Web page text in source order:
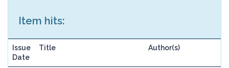
Item hits:
Issue
Date
Title Author(s)